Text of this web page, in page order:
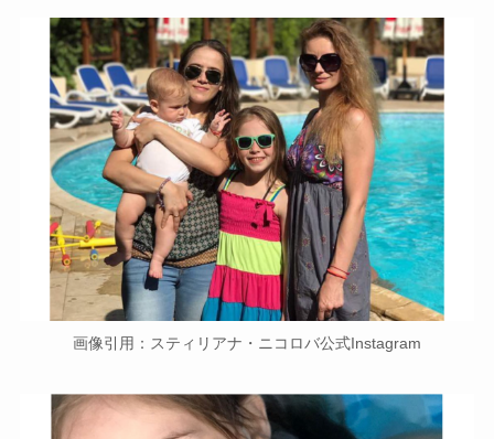
画像引用：スティリアナ・ニコロバ公式Instagram